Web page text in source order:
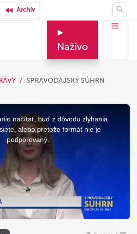
Archív
Naživo
SPRAVODAJSKÝ SÚHRN
načítať, buď z dôvodu zlyhania
alebo pretože formát nie je
podporovaný.